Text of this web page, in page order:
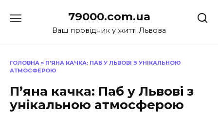
до
79000.com.ua
Ваш провідник у житті Львова
ГОЛОВНА » П’ЯНА КАЧКА: ПАБ У ЛЬВОВІ З УНІКАЛЬНОЮ
АТМОСФЕРОЮ
П’яна качка: Паб у Львові з
унікальною атмосферою